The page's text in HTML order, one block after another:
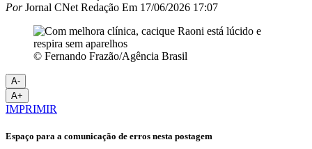
PorJornal CNet Redação Em 17/06/2026 17:07
© Fernando Frazão/Agência Brasil
A-
A+
IMPRIMIR
Espaço para a comunicação de erros nesta postagem